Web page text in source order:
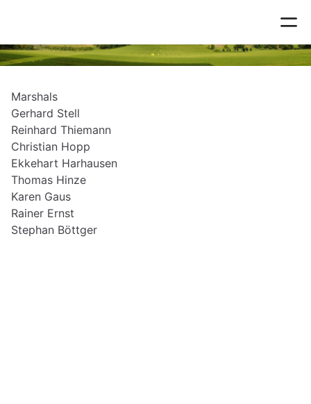
Marshals
Gerhard Stell
Reinhard Thiemann
Christian Hopp
Ekkehart Harhausen
Thomas Hinze
Karen Gaus
Rainer Ernst
Stephan Böttger